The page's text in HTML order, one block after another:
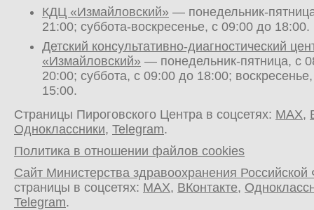
КДЦ «Измайловский» — понедельник-
21:00; суббота-воскресенье, с 09:00 до 18:00.
Детский консультативно-диагностический
«Измайловский» — понедельник-пятница, с
20:00; суббота, с 09:00 до 18:00;
15:00.
Страницы Пироговского Центра в соцсетях: MAX,
Одноклассники, Telegram.
Политика в отношении файлов cookies
Сайт Министерства здравоохранения
страницы в соцсетях: MAX, ВКонтакте,
Telegram.